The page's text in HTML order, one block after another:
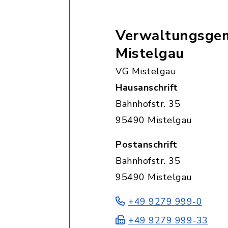
Mistelgau
VG Mistelgau
Hausanschrift
Bahnhofstr. 35
95490 Mistelgau
Postanschrift
Bahnhofstr. 35
95490 Mistelgau
+49 9279 999-0
+49 9279 999-33